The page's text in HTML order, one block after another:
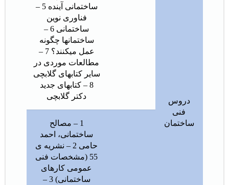
دروس
فنی
ساختمان
ساختمانی آینده 5 –
فناوری نوین
ساختمانی 6 –
ساختمانها چگونه
عمل میکنند؟ 7 –
مطالعات موردی در
سایر کتابهای گلابچی
8 – کتابهای جدید
دکتر گلابچی
1 – مصالح
ساختمانی، احمد
حامی 2 – نشریه ی
55 (مشخصات فنی
عمومی کارهای
ساختمانی) 3 –